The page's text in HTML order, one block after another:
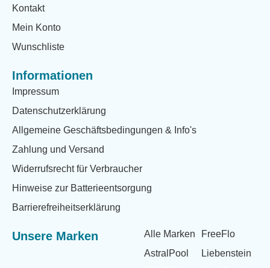
Kontakt
Mein Konto
Wunschliste
Informationen
Impressum
Datenschutzerklärung
Allgemeine Geschäftsbedingungen & Info's
Zahlung und Versand
Widerrufsrecht für Verbraucher
Hinweise zur Batterieentsorgung
Barrierefreiheitserklärung
Unsere Marken
Alle Marken
AstralPool
FreeFlo
Liebenstein